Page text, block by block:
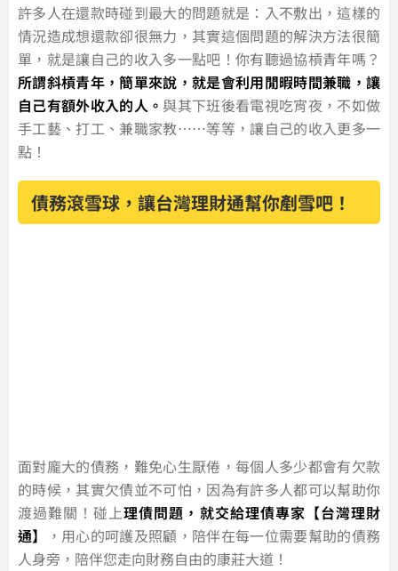
許多人在還款時碰到最大的問題就是：入不敷出，這樣的
情況造成想還款卻很無力，其實這個問題的解決方法很簡
單，就是讓自己的收入多一點吧！你有聽過協槓青年嗎？
所謂斜槓青年，簡單來說，就是會利用閒暇時間兼職，讓
自己有額外收入的人。 與其下班後看電視吃宵夜，不如做
手工藝、打工、兼職家教……等等，讓自己的收入更多一
點！
債務滾雪球，讓台灣理財通幫你剷雪吧！
面對龐大的債務，難免心生厭倦，每個人多少都會有欠款
的時候，其實欠債並不可怕，因為有許多人都可以幫助你
渡過難關！碰上理債問題，就交給理債專家【台灣理財
通】
，用心的呵護及照顧，陪伴在每一位需要幫助的債務
人身旁，陪伴您走向財務自由的康莊大道！